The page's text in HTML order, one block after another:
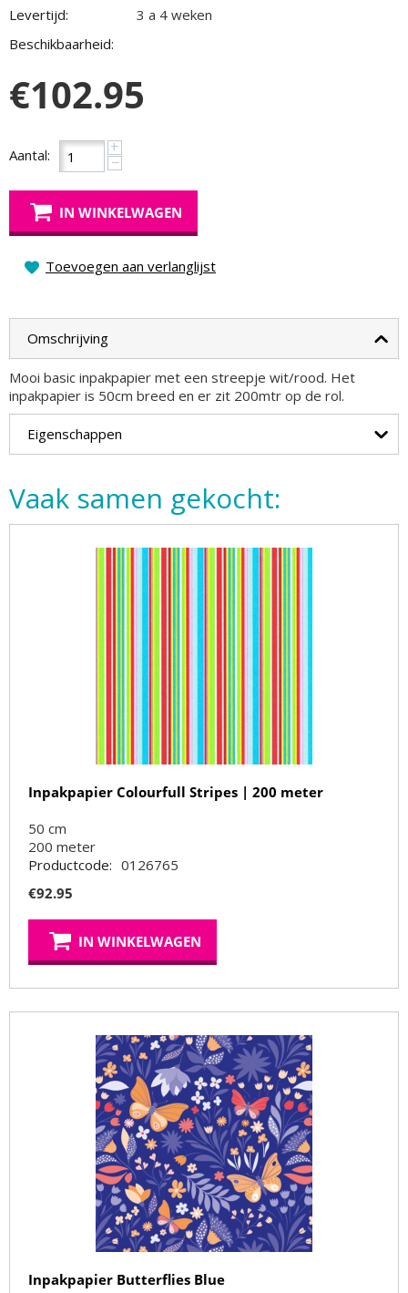
Levertijd:
3 a 4 weken
Beschikbaarheid:
€102.95
Aantal: +
−
IN WINKELWAGEN
Toevoegen aan verlanglijst
Omschrijving
Mooi basic inpakpapier met een streepje wit/rood. Het
inpakpapier is 50cm breed en er zit 200mtr op de rol.
Eigenschappen
Vaak samen gekocht:
Inpakpapier Colourfull Stripes | 200 meter
50 cm
200 meter
Productcode: 0126765
€92.95
IN WINKELWAGEN
Inpakpapier Butterflies Blue